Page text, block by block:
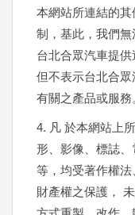
本網站所連結的
制，基此，我們無
台北合眾汽車提供
但不表示台北合
有關之產品或服務
4. 凡 於本網站上
形、影像、標誌
等，均受著作權
財產權之保護，